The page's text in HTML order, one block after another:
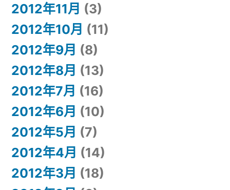
2012年11月 (3)
2012年10月 (11)
2012年9月 (8)
2012年8月 (13)
2012年7月 (16)
2012年6月 (10)
2012年5月 (7)
2012年4月 (14)
2012年3月 (18)